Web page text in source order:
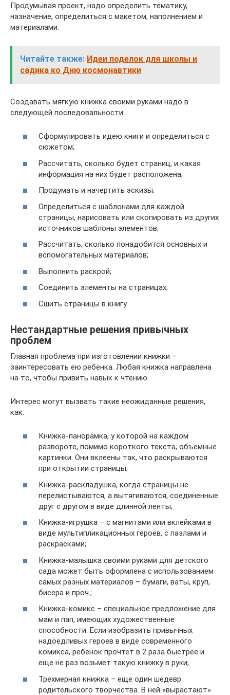
Продумывая проект, надо определить тематику,
назначение, определиться с макетом, наполнением и
материалами.
Читайте также: Идеи поделок для школы и
садика ко Дню космонавтики
Создавать мягкую книжка своими руками надо в
следующей последовальности:
Сформулировать идею книги и определиться с
сюжетом;
Рассчитать, сколько будет страниц, и какая
информация на них будет расположена;
Продумать и начертить эскизы;
Определиться с шаблонами для каждой
страницы, нарисовать или скопировать из других
источников шаблоны элементов;
Рассчитать, сколько понадобится основных и
вспомогательных материалов;
Выполнить раскрой;
Соединить элементы на страницах;
Сшить страницы в книгу.
Нестандартные решения привычных
проблем
Главная проблема при изготовлении книжки –
заинтересовать ею ребенка. Любая книжка направлена
на то, чтобы привить навык к чтению.
Интерес могут вызвать такие неожиданные решения,
как:
Книжка-панорамка, у которой на каждом
развороте, помимо короткого текста, объемные
картинки. Они вклеены так, что раскрываются
при открытии страницы;
Книжка-раскладушка, когда страницы не
перелистываются, а вытягиваются, соединенные
друг с другом в виде длинной ленты;
Книжка-игрушка – с магнитами или вклейками в
виде мультипликационных героев, с пазлами и
раскрасками;
Книжка-малышка своими руками для детского
сада может быть оформлена с использованием
самых разных материалов – бумаги, ваты, круп,
бисера и проч.;
Книжка-комикс – специальное предложение для
мам и пап, имеющих художественные
способности. Если изобразить привычных
надоедливых героев в виде современного
комикса, ребенок прочтет в 2 раза быстрее и
еще не раз возьмет такую книжку в руки;
Трехмерная книжка – еще один шедевр
родительского творчества. В ней «вырастают»